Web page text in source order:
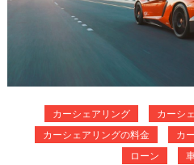
カーシェアリング
カーシ
カーシェアリングの料金
カ
ローン